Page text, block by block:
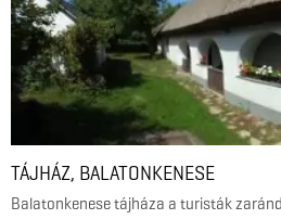
TÁJHÁZ, BALATONKENESE
Balatonkenese tájháza a turisták